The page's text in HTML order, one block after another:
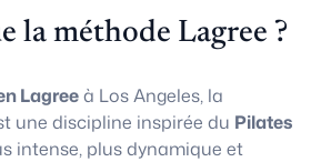
la méthode Lagree ?
Lagreeà Los Angeles, la
une discipline inspirée du Pilates
intense, plus dynamique et